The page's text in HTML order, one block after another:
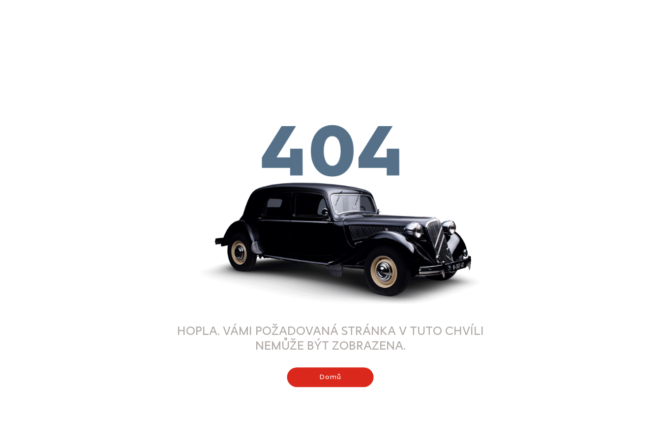
HOPLA. VÁMI POŽADOVANÁ STRÁNKA V TUTO CHVÍLI
NEMŮŽE BÝT ZOBRAZENA.
Domů